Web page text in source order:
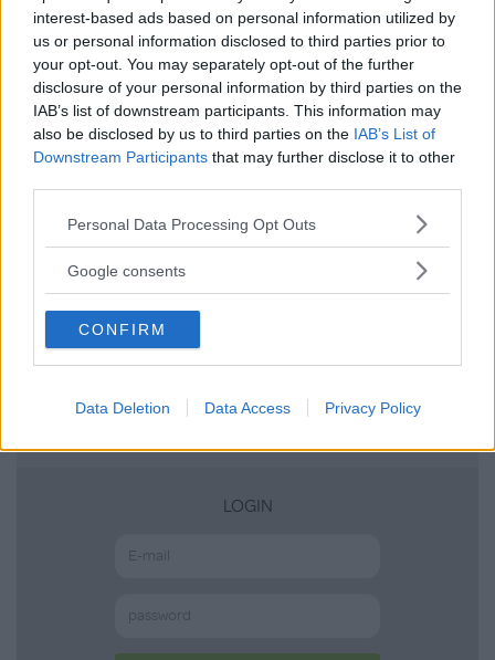
interest-based ads based on personal information utilized by
us or personal information disclosed to third parties prior to
your opt-out. You may separately opt-out of the further
disclosure of your personal information by third parties on the
IAB’s list of downstream participants. This information may
also be disclosed by us to third parties on the IAB’s List of
Downstream Participants that may further disclose it to other
Please note that this website/app uses one or more Google
not limited to your visit or usage behaviour. You may click to
use your data for below specified purposes in below Google
consent section.
Personal Data Processing Opt Outs
Google consents
CONFIRM
Data Deletion Data Access Privacy Policy
Guarda tutte le opinioni degli utenti
Scrivi una recensione
Effettua l'accesso per scrivere una recensione
Non sei ancora iscritta a
LOGIN